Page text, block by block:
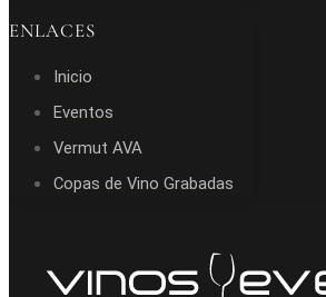
ENLACES
Inicio
Eventos
Vermut AVA
Copas de Vino Grabadas